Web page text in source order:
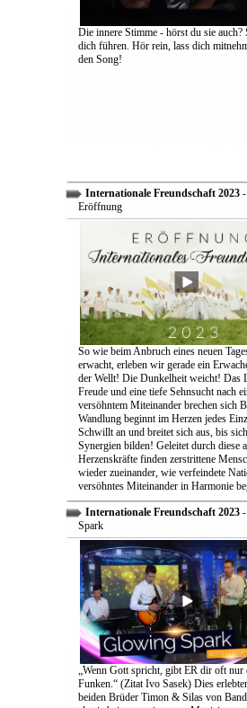
Die innere Stimme - hörst du sie auch?
dich führen. Hör rein, lass dich
den Song!
Internationale Freundschaft 2023-
Eröffnung
So wie beim Anbruch eines neuen
erwacht, erleben wir gerade ein
der Wellt! Die Dunkelheit weicht! Das
Freude und eine tiefe Sehnsucht nach
versöhntem Miteinander brechen sich
Wandlung beginnt im Herzen jedes
Schwillt an und breitet sich aus, bis
Synergien bilden! Geleitet durch diese
Herzenskräfte finden zerstrittene
wieder zueinander, wie verfeindete
versöhntes Miteinander in Harmonie
Internationale Freundschaft 2023-
Spark
„Wenn Gott spricht, gibt ER dir oft nur
Funken.“ (Zitat Ivo Sasek) Dies
beiden Brüder Timon & Silas von